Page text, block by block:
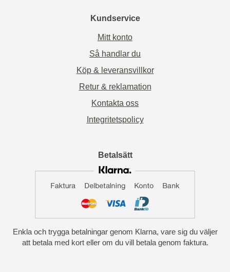
Kundservice
Mitt konto
Så handlar du
Köp & leveransvillkor
Retur & reklamation
Kontakta oss
Integritetspolicy
Betalsätt
Enkla och trygga betalningar genom Klarna, vare sig du väljer
att betala med kort eller om du vill betala genom faktura.